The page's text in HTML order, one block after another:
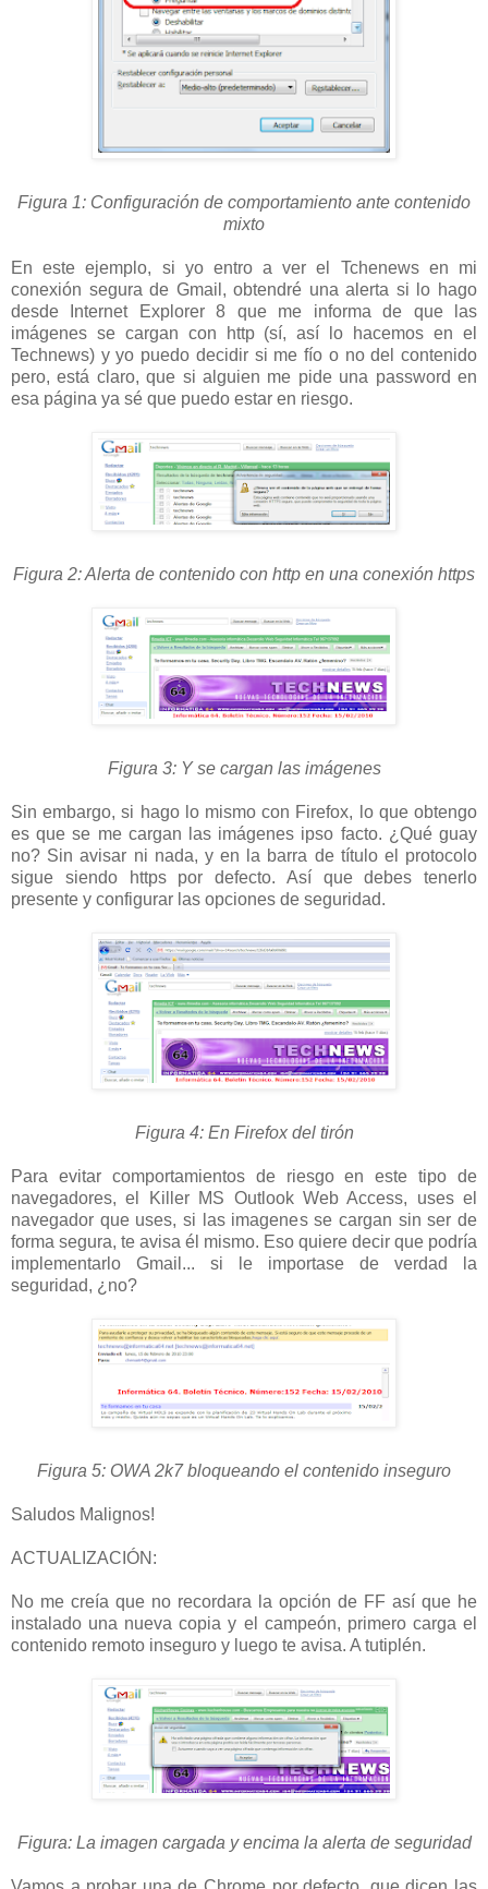
Figura 1: Configuración de comportamiento ante contenido
mixto
En este ejemplo, si yo entro a ver el Tchenews en mi
conexión segura de Gmail, obtendré una alerta si lo hago
desde Internet Explorer 8 que me informa de que las
imágenes se cargan con http (sí, así lo hacemos en el
Technews) y yo puedo decidir si me fío o no del contenido
pero, está claro, que si alguien me pide una password en
esa página ya sé que puedo estar en riesgo.
Figura 2: Alerta de contenido con http en una conexión https
Figura 3: Y se cargan las imágenes
Sin embargo, si hago lo mismo con Firefox, lo que obtengo
es que se me cargan las imágenes ipso facto. ¿Qué guay
no? Sin avisar ni nada, y en la barra de título el protocolo
sigue siendo https por defecto. Así que debes tenerlo
presente y configurar las opciones de seguridad.
Figura 4: En Firefox del tirón
Para evitar comportamientos de riesgo en este tipo de
navegadores, el Killer MS Outlook Web Access, uses el
navegador que uses, si las imagenes se cargan sin ser de
forma segura, te avisa él mismo. Eso quiere decir que podría
implementarlo Gmail... si le importase de verdad la
seguridad, ¿no?
Figura 5: OWA 2k7 bloqueando el contenido inseguro
Saludos Malignos!
ACTUALIZACIÓN:
No me creía que no recordara la opción de FF así que he
instalado una nueva copia y el campeón, primero carga el
contenido remoto inseguro y luego te avisa. A tutiplén.
Figura: La imagen cargada y encima la alerta de seguridad